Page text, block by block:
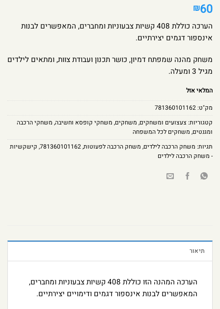
₪60
הערכה כוללת 408 קשיות צבעוניות ומחברים, המאפשרים לבנות
אינספור דגמים יצירתיים.
משחק מהנה שמפתח דמיון, כושר תכנון ועבודת צוות, ומתאים לילדים
מגיל 3 ומעלה.
המלאי אזל
מק"ט:781360101162
קטגוריות: צעצועים ומשחקים, משחקים, משחקי קופסא וחשיבה, משחקי הרכבה
ומגנטים, משחקים לכל המשפחה
תגיות: משחק הרכבה לילדים, משחק הרכבה לפעוטות,
781360101162
, קישקשיות
- משחק הרכבה לילדים
תיאור
הערכה המהנה הזו כוללת 408 קשיות צבעוניות ומחברים,
המאפשרים לבנות אינספור דגמים ודימויים יצירתיים.